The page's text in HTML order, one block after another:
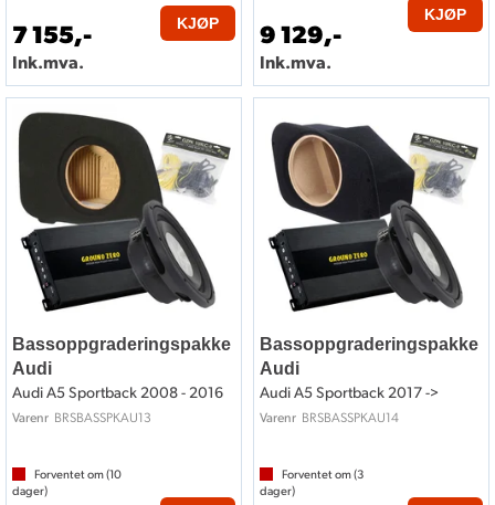
7 155,-
Ink.mva.
KJØP 9 129,-
Ink.mva.
KJØP
Bassoppgraderingspakke
Audi
Audi A5 Sportback 2008 - 2016
Varenr BRSBASSPKAU13
Forventet om (10
dager)
Bassoppgraderingspakke
Audi
Audi A5 Sportback 2017 ->
Varenr BRSBASSPKAU14
Forventet om (3
dager)